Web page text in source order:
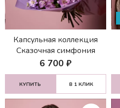
Капсульная коллекция
Сказочная симфония
6 700 ₽
КУПИТЬ В 1 КЛИК